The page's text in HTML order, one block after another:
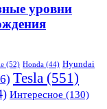
уровни
(52) Honda (44) Hyundai
Tesla (551)
Интересное (130)